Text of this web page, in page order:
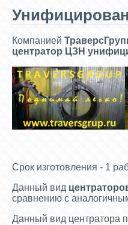
Компанией
центратор ЦЗН
Срок изготовления
Данный вид
сравнению с
Данный вид центратора